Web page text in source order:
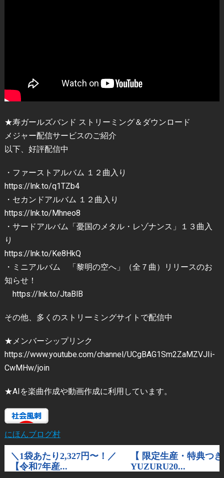
★寿ガールズバンド ストリーミング＆ダウンロード
メジャー配信サービスのご紹介
以下、好評配信中
・ファーストアルバム １２曲入り
https://lnk.to/q1TZb4
・セカンドアルバム １２曲入り
https://lnk.to/Mhneo8
・サードアルバム「憂国のメタル・レゾナンス」１３曲入
り
https://lnk.to/Ke8HkQ
・ミニアルバム 「黎明の空へ」（全７曲）リリースのお
知らせ！
https://lnk.to/JtaBlB
その他、多くのストリーミングサイトで配信中
★メンバーシップリンク
https://www.youtube.com/channel/UCgBAG1Sm2ZaMZVJIi-
CwMHw/join
★AIを楽曲作成や動画作成に利用しています。
にほんブログ村